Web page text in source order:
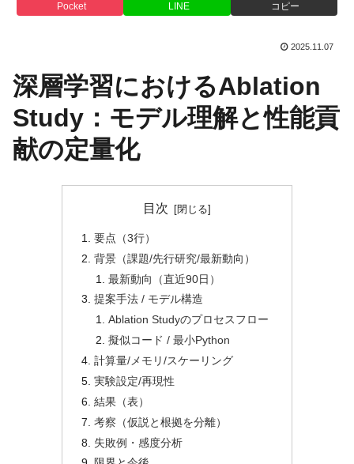
Pocket LINE コピー
2025.11.07
深層学習におけるAblation
Study：モデル理解と性能貢
献の定量化
目次
要点（3行）
背景（課題/先行研究/最新動向）
最新動向（直近90日）
提案手法 / モデル構造
Ablation Studyのプロセスフロー
擬似コード / 最小Python
計算量/メモリ/スケーリング
実験設定/再現性
結果（表）
考察（仮説と根拠を分離）
失敗例・感度分析